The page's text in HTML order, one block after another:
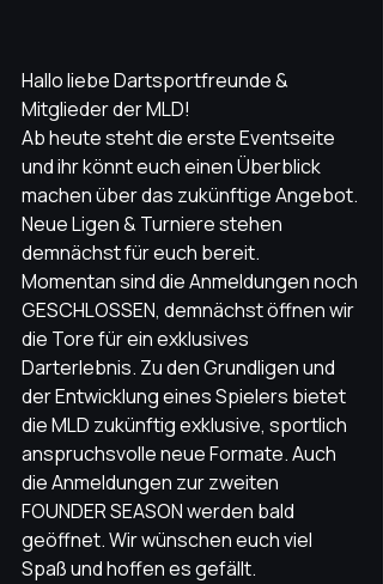
Hallo liebe Dartsportfreunde &
Mitglieder der MLD!
Ab heute steht die erste Eventseite
und ihr könnt euch einen Überblick
machen über das zukünftige Angebot.
Neue Ligen & Turniere stehen
demnächst für euch bereit.
Momentan sind die Anmeldungen noch
GESCHLOSSEN, demnächst öffnen wir
die Tore für ein exklusives
Darterlebnis. Zu den Grundligen und
der Entwicklung eines Spielers bietet
die MLD zukünftig exklusive, sportlich
anspruchsvolle neue Formate. Auch
die Anmeldungen zur zweiten
FOUNDER SEASON werden bald
geöffnet. Wir wünschen euch viel
Spaß und hoffen es gefällt.